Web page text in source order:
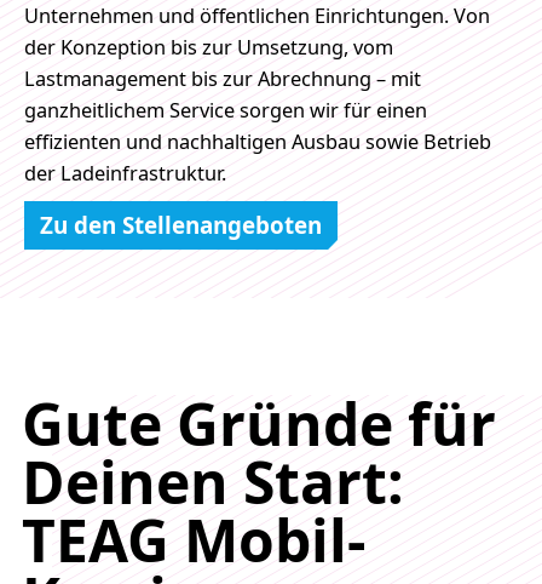
Unternehmen und öffentlichen Einrichtungen. Von
der Konzeption bis zur Umsetzung, vom
Lastmanagement bis zur Abrechnung – mit
ganzheitlichem Service sorgen wir für einen
effizienten und nachhaltigen Ausbau sowie Betrieb
der Ladeinfrastruktur.
Zu den Stellenangeboten
Gute Gründe für
Deinen Start:
TEAG Mobil-